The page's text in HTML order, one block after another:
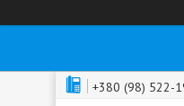
+380 (98) 522-